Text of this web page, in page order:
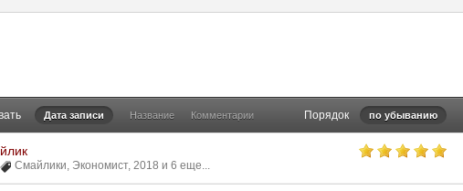
Дата записи Название Комментарии Порядок по убыванию
Смайлики, Экономист,2018 и 6 еще...